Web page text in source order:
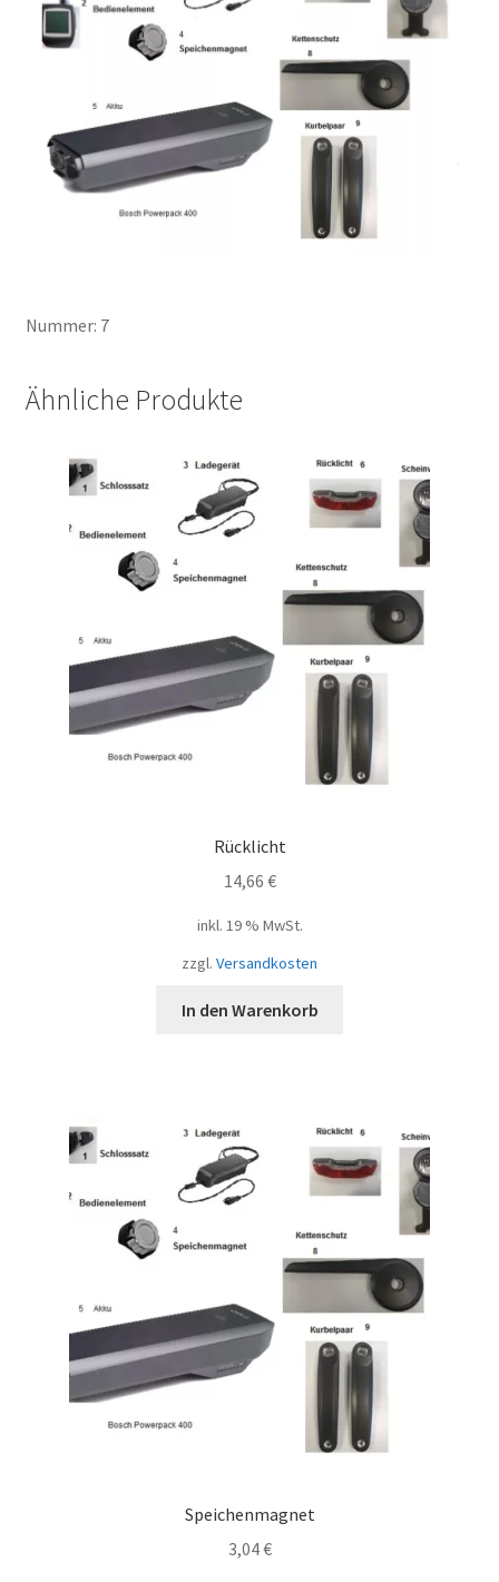
Nummer: 7
Ähnliche Produkte
Rücklicht
14,66 €
inkl. 19 % MwSt.
zzgl. Versandkosten
In den Warenkorb
Speichenmagnet
3,04€